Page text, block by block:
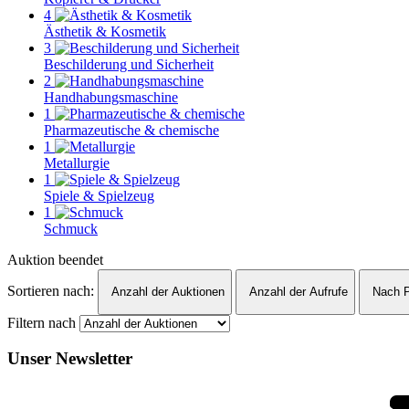
4
Ästhetik & Kosmetik
3
Beschilderung und Sicherheit
2
Handhabungsmaschine
1
Pharmazeutische & chemische
1
Metallurgie
1
Spiele & Spielzeug
1
Schmuck
Auktion beendet
Sortieren nach:
Anzahl der Auktionen Anzahl der Aufrufe Nach
Filtern nach
Unser Newsletter